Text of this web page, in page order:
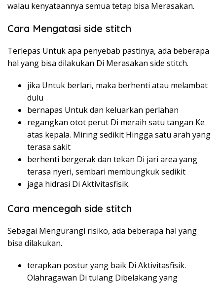
walau kenyataannya semua tetap bisa Merasakan.
Cara Mengatasi side stitch
Terlepas Untuk apa penyebab pastinya, ada beberapa
hal yang bisa dilakukan Di Merasakan side stitch.
jika Untuk berlari, maka berhenti atau melambat
dulu
bernapas Untuk dan keluarkan perlahan
regangkan otot perut Di meraih satu tangan Ke
atas kepala. Miring sedikit Hingga satu arah yang
terasa sakit
berhenti bergerak dan tekan Di jari area yang
terasa nyeri, sembari membungkuk sedikit
jaga hidrasi Di Aktivitasfisik.
Cara mencegah side stitch
Sebagai Mengurangi risiko, ada beberapa hal yang
bisa dilakukan.
terapkan postur yang baik Di Aktivitasfisik.
Olahragawan Di tulang Dibelakang yang